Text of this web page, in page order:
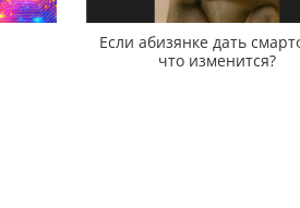
Если абизянке дать
что изменится?